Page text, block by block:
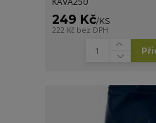
249 Kč/KS
222 Kč bez DPH